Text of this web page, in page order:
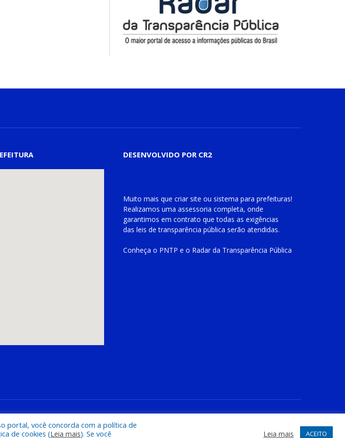
DESENVOLVIDO POR CR2
Muito mais que criar site ou sistema para prefeituras!
Realizamos uma assessoria completa, onde
garantimos em contrato que todas as exigências
das leis de transparência pública serão atendidas.
Conheça o PNTP e o Radar da Transparência Pública
portal, você concorda com a política de
de cookies (Leia mais). Se você
Leia mais ACEITO